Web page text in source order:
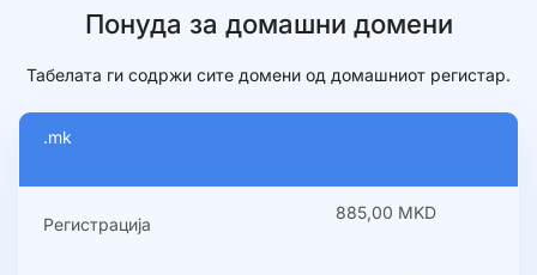
Понуда за домашни домени
Табелата ги содржи сите домени од домашниот регистар.
.mk
Регистрација
885,00 MKD